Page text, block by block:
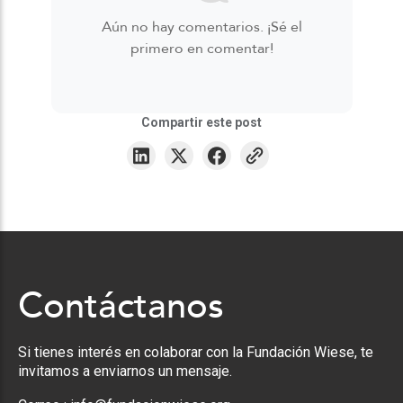
Aún no hay comentarios. ¡Sé el
primero en comentar!
Compartir este post
Contáctanos
Si tienes interés en colaborar con la Fundación Wiese, te
invitamos a enviarnos un mensaje.